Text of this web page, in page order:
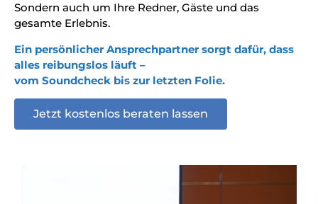
Sondern auch um Ihre Redner, Gäste und das
gesamte Erlebnis.
Ein persönlicher Ansprechpartner sorgt dafür, dass
alles reibungslos läuft –
vom Soundcheck bis zur letzten Folie.
Jetzt kostenlos beraten lassen